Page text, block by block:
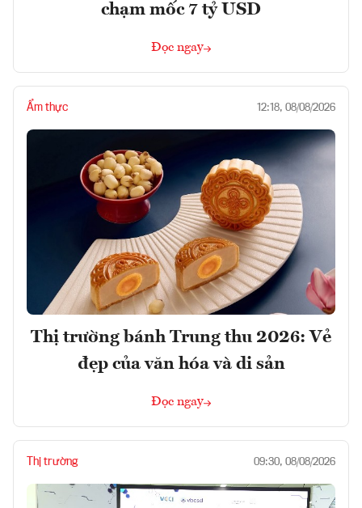
chạm mốc 7 tỷ USD
Đọc ngay
Ẩm thực 12:18, 08/08/2026
Thị trường bánh Trung thu 2026: Vẻ
đẹp của văn hóa và di sản
Đọc ngay
Thị trường 09:30, 08/08/2026